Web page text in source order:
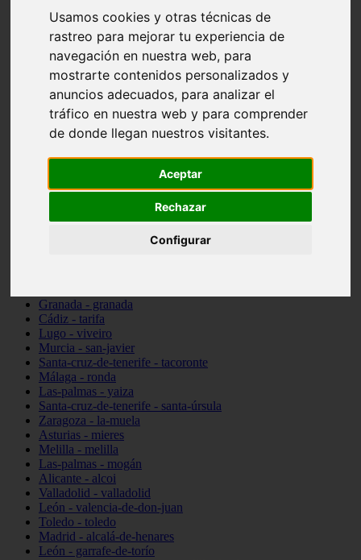
Usamos cookies y otras técnicas de
rastreo para mejorar tu experiencia de
navegación en nuestra web, para
mostrarte contenidos personalizados y
anuncios adecuados, para analizar el
tráfico en nuestra web y para comprender
de donde llegan nuestros visitantes.
Aceptar
Rechazar
Configurar
vocabulario de cocina
Madrid - pozuelo-de-alarcón
Teruel - sarrión
Cádiz - algodonales
Illes-balears - inca
Madrid - madrid
Málaga - torremolinos
Asturias - oviedo
Cádiz - el-puerto-de-santa-maría
Toledo - illescas
Málaga - marbella
Barcelona - barcelona
Granada - granada
Cádiz - tarifa
Lugo - viveiro
Murcia - san-javier
Santa-cruz-de-tenerife - tacoronte
Málaga - ronda
Las-palmas - yaiza
Santa-cruz-de-tenerife - santa-úrsula
Zaragoza - la-muela
Asturias - mieres
Melilla - melilla
Las-palmas - mogán
Alicante - alcoi
Valladolid - valladolid
León - valencia-de-don-juan
Toledo - toledo
Madrid - alcalá-de-henares
León - garrafe-de-torío